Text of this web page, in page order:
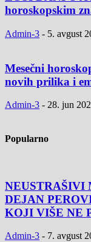
horoskopskim
Admin-3 - 5. avgust
Mesečni
novih prilika i
Admin-3 - 28. jun
Popularno
NEUSTRAŠIVI
DEJAN
KOJI VIŠE NE
Admin-3 - 7. avgust